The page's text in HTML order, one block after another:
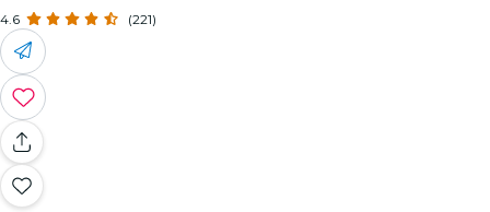
4.6 (221)